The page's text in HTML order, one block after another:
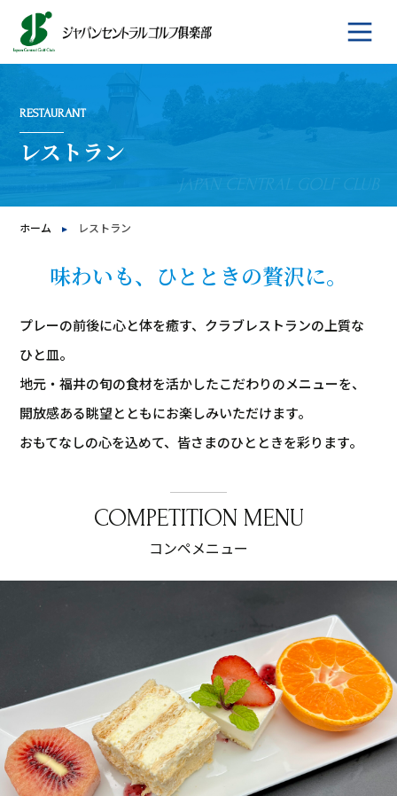
RESTAURANT
レストラン
ホーム レストラン
味わいも、ひとときの贅沢に。
プレーの前後に心と体を癒す、クラブレストランの上質な
ひと皿。
地元・福井の旬の食材を活かしたこだわりのメニューを、
開放感ある眺望とともにお楽しみいただけます。
おもてなしの心を込めて、皆さまのひとときを彩ります。
COMPETITION MENU
コンペメニュー